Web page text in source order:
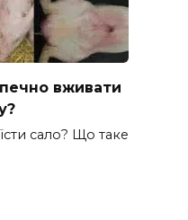
вживати
сало? Що таке